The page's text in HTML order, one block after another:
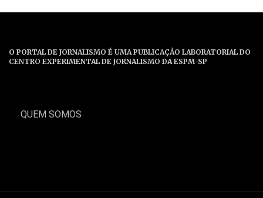
O PORTAL DE JORNALISMO É UMA PUBLICAÇÃO LABORATORIAL DO
CENTRO EXPERIMENTAL DE JORNALISMO DA ESPM-SP
QUEM SOMOS